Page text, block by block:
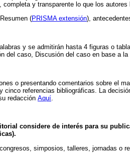
y transparente lo que los autores
(PRISMA extensión),
y se admitirán hasta 4 figuras o
del caso, Discusión del caso en base a
o presentando comentarios sobre el
cinco referencias bibliográficas. La
redacción Aquí
considere de interés para su
simposios, talleres, jornadas o